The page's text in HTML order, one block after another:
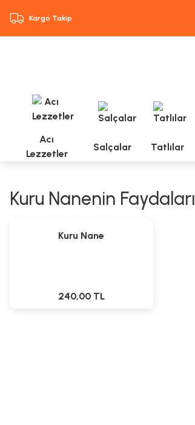
Kargo Takip
Acı
Lezzetler
Salçalar Tatlılar
Kuru Nanenin Faydaları
Kuru Nane
240,00 TL